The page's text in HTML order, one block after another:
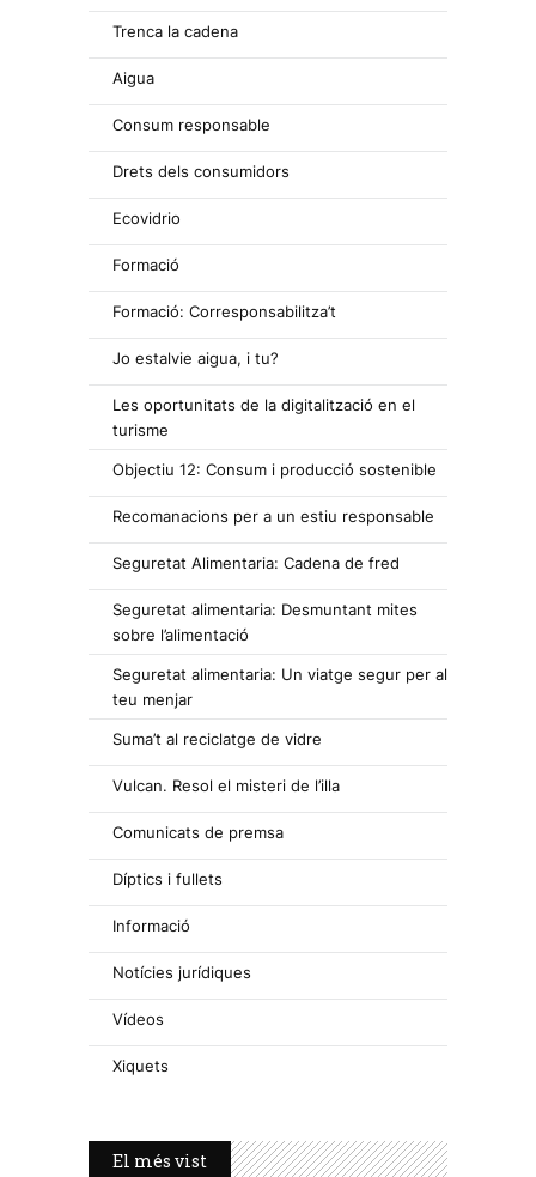
Trenca la cadena
Aigua
Consum responsable
Drets dels consumidors
Ecovidrio
Formació
Formació: Corresponsabilitza’t
Jo estalvie aigua, i tu?
Les oportunitats de la digitalització en el
turisme
Objectiu 12: Consum i producció sostenible
Recomanacions per a un estiu responsable
Seguretat Alimentaria: Cadena de fred
Seguretat alimentaria: Desmuntant mites
sobre l’alimentació
Seguretat alimentaria: Un viatge segur per al
teu menjar
Suma’t al reciclatge de vidre
Vulcan. Resol el misteri de l’illa
Comunicats de premsa
Díptics i fullets
Informació
Notícies jurídiques
Vídeos
Xiquets
El més vist